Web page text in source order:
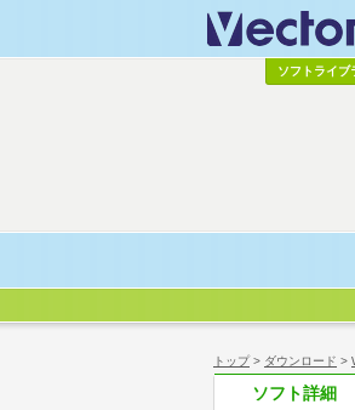
トップ> ダウンロード >
ソフト詳細
ソフトライブ